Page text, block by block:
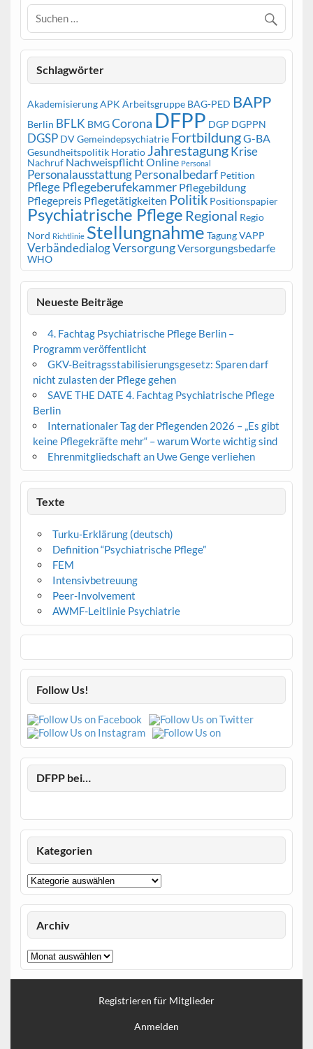
Schlagwörter
AkademisierungAPK Arbeitsgruppe BAG-PED BAPP
Berlin BFLK BMGCorona DFPP DGP DGPPN
DGSP DV Gemeindepsychiatrie FortbildungG-BA
Gesundheitspolitik Horatio JahrestagungKrise
Nachruf NachweispflichtOnline Personal
PersonalausstattungPersonalbedarf Petition
PflegePflegeberufekammer Pflegebildung
Pflegepreis Pflegetätigkeiten Politik Positionspapier
Psychiatrische Pflege Regional Regio
Nord Richtlinie Stellungnahme TagungVAPP
VerbändedialogVersorgungVersorgungsbedarfe
WHO
Neueste Beiträge
4. Fachtag Psychiatrische Pflege Berlin –
Programm veröffentlicht
GKV-Beitragsstabilisierungsgesetz: Sparen darf
nicht zulasten der Pflege gehen
SAVE THE DATE 4. Fachtag Psychiatrische Pflege
Berlin
Internationaler Tag der Pflegenden 2026 – „Es gibt
keine Pflegekräfte mehr“ – warum Worte wichtig sind
Ehrenmitgliedschaft an Uwe Genge verliehen
Texte
Turku-Erklärung (deutsch)
Definition “Psychiatrische Pflege”
FEM
Intensivbetreuung
Peer-Involvement
AWMF-Leitlinie Psychiatrie
Follow Us!
DFPP bei…
Kategorien
Kategorien
Archiv
Archiv
Registrieren für Mitglieder
Anmelden